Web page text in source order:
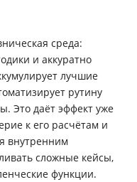
среда:
и аккуратно
лучшие
рутину
Это даёт эффект уже
к его расчётам и
внутренним
сложные кейсы,
функции.